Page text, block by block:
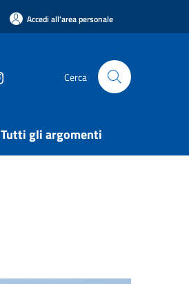
Accedi all'area personale
Cerca
Tutti gli argomenti